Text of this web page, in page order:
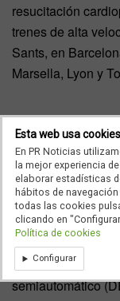
resucitación
trenes de alta
Sants, en
Marsella, Lyon y
Una iniciativa
vez que se usa el
instrucción, que
práctica y no
del viajero que
evidentemente, lo
profesional y que
semiautomático
Esta web usa cookies
En PR Noticias
la mejor experiencia
elaborar estadísticas
hábitos de
todas las cookies
clicando en
Política de cookies
Configurar